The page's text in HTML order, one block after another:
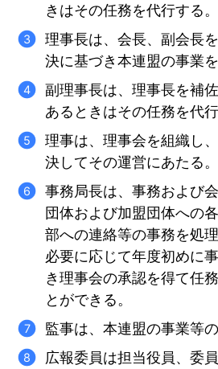
きはその任務を代行する。
理事長は、会長、副会長
決に基づき本連盟の事業を
副理事長は、理事長を補
あるときはその任務を代行
理事は、理事会を組織し
決してその運営にあたる。
事務局長は、事務および
団体および加盟団体への
部への連絡等の事務を処
必要に応じて年度初めに
き理事会の承認を得て任
とができる。
監事は、本連盟の事業等
広報委員は担当役員、委